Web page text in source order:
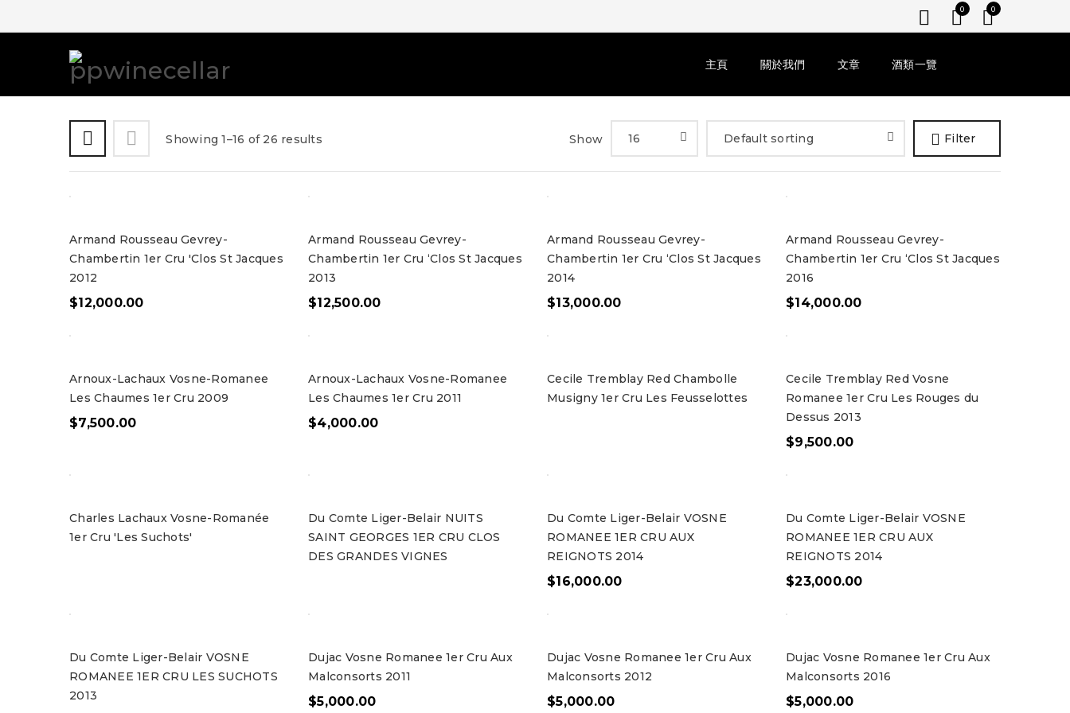
0
0
主頁 關於我們 文章 酒類一覽
Showing 1–16 of 26 results Filter
Default sorting
Show 16
Armand Rousseau Gevrey-
Chambertin 1er Cru 'Clos St Jacques
2012
$12,000.00
Armand Rousseau Gevrey-
Chambertin 1er Cru ‘Clos St Jacques
2013
$12,500.00
Armand Rousseau Gevrey-
Chambertin 1er Cru ‘Clos St Jacques
2014
$13,000.00
Armand Rousseau Gevrey-
Chambertin 1er Cru ‘Clos St Jacques
2016
$14,000.00
Arnoux-Lachaux Vosne-Romanee
Les Chaumes 1er Cru 2009
$7,500.00
Arnoux-Lachaux Vosne-Romanee
Les Chaumes 1er Cru 2011
$4,000.00
Cecile Tremblay Red Chambolle
Musigny 1er Cru Les Feusselottes
Cecile Tremblay Red Vosne
Romanee 1er Cru Les Rouges du
Dessus 2013
$9,500.00
Charles Lachaux Vosne-Romanée
1er Cru 'Les Suchots'
Du Comte Liger-Belair NUITS
SAINT GEORGES 1ER CRU CLOS
DES GRANDES VIGNES
Du Comte Liger-Belair VOSNE
ROMANEE 1ER CRU AUX
REIGNOTS 2014
$16,000.00
Du Comte Liger-Belair VOSNE
ROMANEE 1ER CRU AUX
REIGNOTS 2014
$23,000.00
Du Comte Liger-Belair VOSNE
ROMANEE 1ER CRU LES SUCHOTS
2013
Dujac Vosne Romanee 1er Cru Aux
Malconsorts 2011
$5,000.00
Dujac Vosne Romanee 1er Cru Aux
Malconsorts 2012
$5,000.00
Dujac Vosne Romanee 1er Cru Aux
Malconsorts 2016
$5,000.00